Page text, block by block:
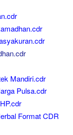
Mandiri.cdr
Pulsa.cdr
Format CDR